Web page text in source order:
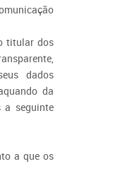
titular dos
dados
da
a seguinte
a que os